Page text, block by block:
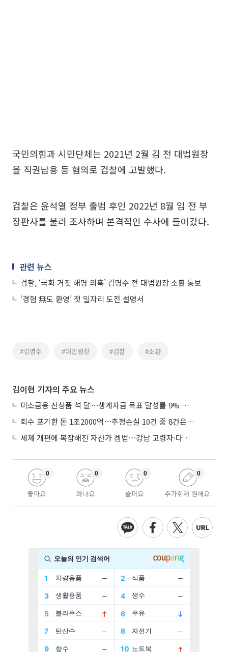
국민의힘과 시민단체는 2021년 2월 김 전 대법원장
을 직권남용 등 혐의로 검찰에 고발했다.
검찰은 윤석열 정부 출범 후인 2022년 8월 임 전 부
장판사를 불러 조사하며 본격적인 수사에 들어갔다.
관련 뉴스
검찰, ‘국회 거짓 해명 의혹’ 김명수 전 대법원장 소환 통보
‘경험 無도 환영’ 첫 일자리 도전 설명서
#김명수 #대법원장 #검찰 #소환
김이현 기자의 주요 뉴스
미소금융 신상품 석 달⋯생계자금 목표 달성률 9% 그쳐
회수 포기한 돈 1조2000억⋯추정손실 10건 중 8건은 기업대출
세제 개편에 복잡해진 자산가 셈법⋯강남 고령자·다주택자 ‘자산재편 고심’
좋아요
0
화나요
0
슬퍼요
0
추가취재 원해요
0